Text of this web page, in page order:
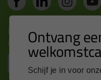
Nieuws, tips en
inbox Ontvang
Schijf je in voor